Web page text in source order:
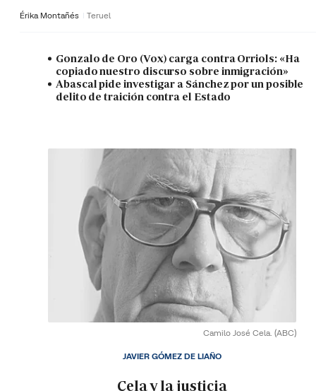
Érika Montañés Teruel
Gonzalo de Oro (Vox) carga contra Orriols: «Ha
copiado nuestro discurso sobre inmigración»
Abascal pide investigar a Sánchez por un posible
delito de traición contra el Estado
Camilo José Cela. (ABC)
Cela y la justicia
JAVIER GÓMEZ DE LIAÑO